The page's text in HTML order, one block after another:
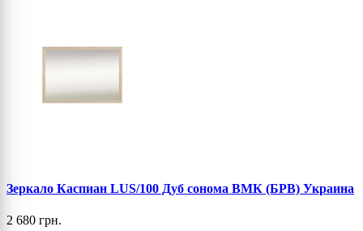
Зеркало Каспиан LUS/100 Дуб сонома ВМК (БРВ) Украина
2 680 грн.